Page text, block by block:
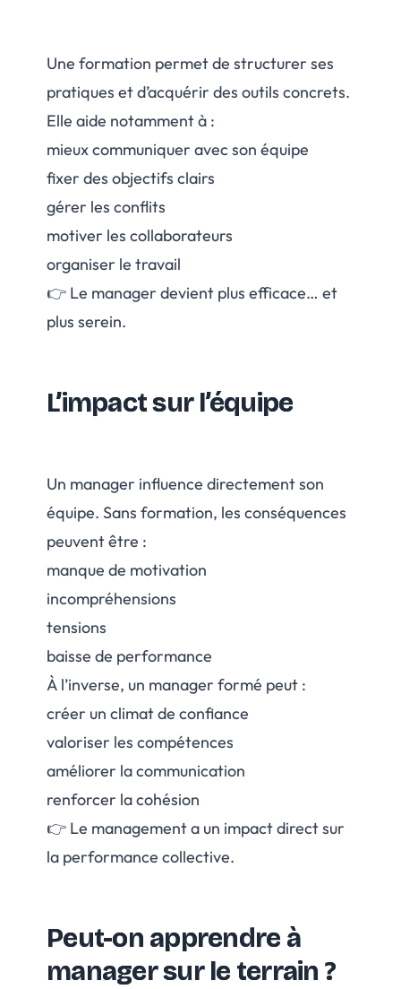
Une formation permet de structurer ses
pratiques et d’acquérir des outils concrets.
Elle aide notamment à :
mieux communiquer avec son équipe
fixer des objectifs clairs
gérer les conflits
motiver les collaborateurs
organiser le travail
👉 Le manager devient plus efficace… et
plus serein.
L’impact sur l’équipe
Un manager influence directement son
équipe. Sans formation, les conséquences
peuvent être :
manque de motivation
incompréhensions
tensions
baisse de performance
À l’inverse, un manager formé peut :
créer un climat de confiance
valoriser les compétences
améliorer la communication
renforcer la cohésion
👉 Le management a un impact direct sur
la performance collective.
Peut-on apprendre à
manager sur le terrain ?